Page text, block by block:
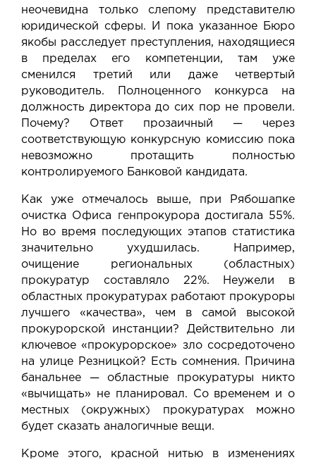
неочевидна только слепому представителю
юридической сферы. И пока указанное Бюро
якобы расследует преступления, находящиеся
в пределах его компетенции, там уже
сменился третий или даже четвертый
руководитель. Полноценного конкурса на
должность директора до сих пор не провели.
Почему? Ответ прозаичный — через
соответствующую конкурсную комиссию пока
невозможно протащить полностью
контролируемого Банковой кандидата.
Как уже отмечалось выше, при Рябошапке
очистка Офиса генпрокурора достигала 55%.
Но во время последующих этапов статистика
значительно ухудшилась. Например,
очищение региональных (областных)
прокуратур составляло 22%. Неужели в
областных прокуратурах работают прокуроры
лучшего «качества», чем в самой высокой
прокурорской инстанции? Действительно ли
ключевое «прокурорское» зло сосредоточено
на улице Резницкой? Есть сомнения. Причина
банальнее — областные прокуратуры никто
«вычищать» не планировал. Со временем и о
местных (окружных) прокуратурах можно
будет сказать аналогичные вещи.
Кроме этого, красной нитью в изменениях